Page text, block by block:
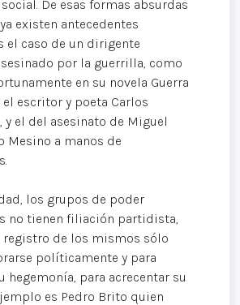
De esas formas absurdas
existen antecedentes
el caso de un dirigente
por la guerrilla, como
en su novela Guerra
el escritor y poeta Carlos
y el del asesinato de Miguel
Mesino a manos de
los grupos de poder
no tienen filiación partidista,
registro de los mismos sólo
políticamente y para
hegemonía, para acrecentar su
es Pedro Brito quien